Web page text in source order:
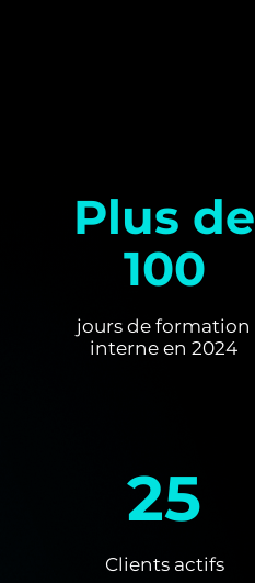
Plus de
100
jours de formation
interne en 2024
25
Clients actifs